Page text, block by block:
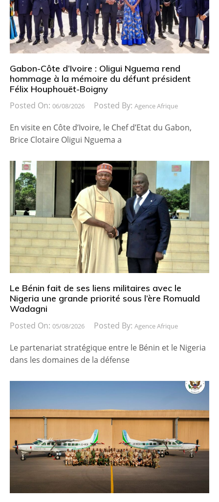
Gabon-Côte d’Ivoire : Oligui Nguema rend
hommage à la mémoire du défunt président
Félix Houphouët-Boigny
Posted On: 06/08/2026 Posted By: Agence Afrique
En visite en Côte d’Ivoire, le Chef d’Etat du Gabon,
Brice Clotaire Oligui Nguema a
Le Bénin fait de ses liens militaires avec le
Nigeria une grande priorité sous l’ère Romuald
Wadagni
Posted On: 05/08/2026 Posted By: Agence Afrique
Le partenariat stratégique entre le Bénin et le Nigeria
dans les domaines de la défense